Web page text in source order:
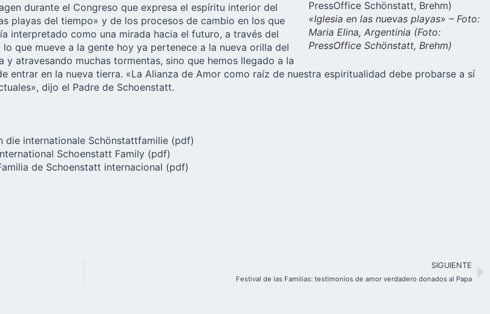
«Iglesia en las nuevas playas» – Foto:
Maria Elina, Argentinia (Foto:
PressOffice Schönstatt, Brehm)
durante el Congreso que expresa el espíritu interior del
playas del tiempo» y de los procesos de cambio en los que
interpretado como una mirada hacia el futuro, a través del
que mueve a la gente hoy ya pertenece a la nueva orilla del
atravesando muchas tormentas, sino que hemos llegado a la
entrar en la nueva tierra. «La Alianza de Amor como raíz de nuestra espiritualidad debe probarse a sí
dijo el Padre de Schoenstatt.
die internationale Schönstattfamilie (pdf)
Schoenstatt Family (pdf)
de Schoenstatt internacional (pdf)
SIGUIENTE
Festival de las Familias: testimonios de amor verdadero donados al Papa